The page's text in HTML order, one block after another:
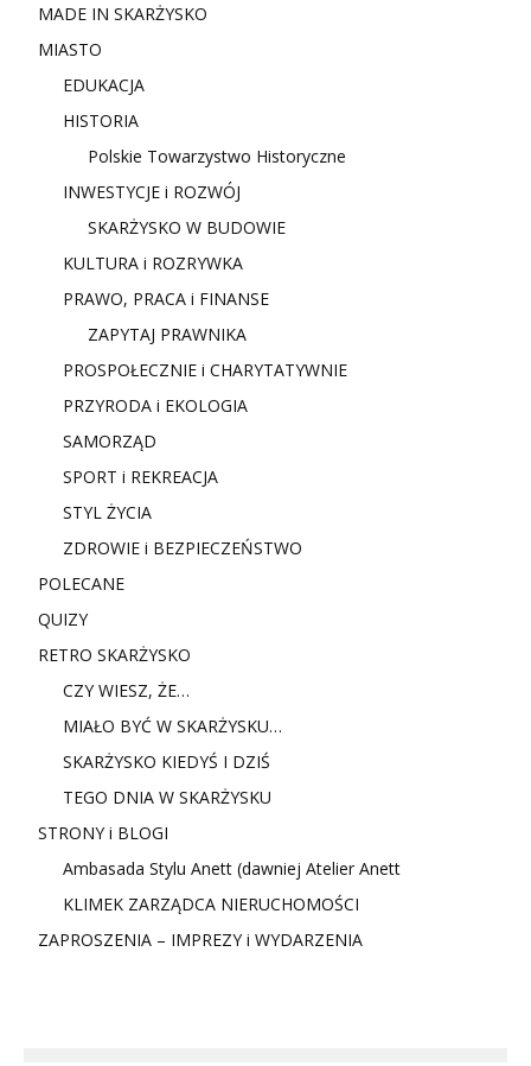
MADE IN SKARŻYSKO
MIASTO
EDUKACJA
HISTORIA
Polskie Towarzystwo Historyczne
INWESTYCJE i ROZWÓJ
SKARŻYSKO W BUDOWIE
KULTURA i ROZRYWKA
PRAWO, PRACA i FINANSE
ZAPYTAJ PRAWNIKA
PROSPOŁECZNIE i CHARYTATYWNIE
PRZYRODA i EKOLOGIA
SAMORZĄD
SPORT i REKREACJA
STYL ŻYCIA
ZDROWIE i BEZPIECZEŃSTWO
POLECANE
QUIZY
RETRO SKARŻYSKO
CZY WIESZ, ŻE…
MIAŁO BYĆ W SKARŻYSKU…
SKARŻYSKO KIEDYŚ I DZIŚ
TEGO DNIA W SKARŻYSKU
STRONY i BLOGI
Ambasada Stylu Anett (dawniej Atelier Anett
KLIMEK ZARZĄDCA NIERUCHOMOŚCI
ZAPROSZENIA – IMPREZY i WYDARZENIA